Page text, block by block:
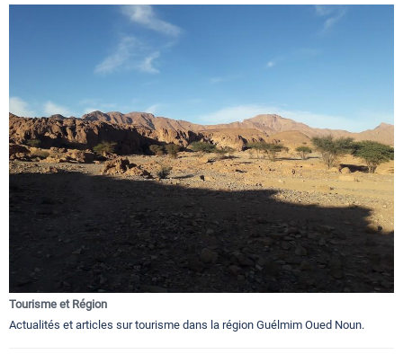
Tourisme et Région
Actualités et articles sur tourisme dans la région Guélmim Oued Noun.